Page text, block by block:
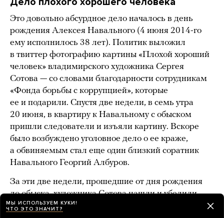
Это довольно абсурдное дело началось в день
рождения Алексея Навального (4 июня 2014-го
ему исполнилось 38 лет). Политик выложил
в твиттер фотографию картины «Плохой хороший
человек» владимирского художника Сергея
Сотова — со словами благодарности сотрудникам
«Фонда борьбы с коррупцией», которые
ее и подарили. Спустя две недели, в семь утра
20 июня, в квартиру к Навальному с обыском
пришли следователи и изъяли картину. Вскоре
было возбуждено уголовное дело о ее краже,
а обвиняемым стал еще один близкий соратник
Навального Георгий Албуров.
За эти две недели, прошедшие от дня рождения
до обыска, художника Сотова нашли и убедили
написать заявление о краже, а также выступить
МЫ ИСПОЛЬЗУЕМ КУКИ!
ЧТО ЭТО ЗНАЧИТ?